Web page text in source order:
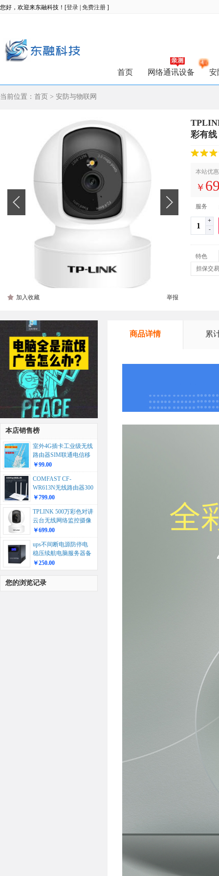
您好，欢迎来东融科技！[登录 免费注册 ]
首页 网络通讯设备 安
当前位置： 首页 > 安防与物联网
加入收藏 举报
彩有线
本站优
￥
服务
+
-
特色
担保交
本店销售榜
室外4G插卡工业级无线
路由器SIM联通电信移
动宽带WiFi户外监控
AP...
￥99.00
COMFAST CF-
WR613N无线路由器300
兆高速穿墙家用WiF...
￥799.00
TPLINK 500万彩色对讲
云台无线网络监控摄像
头TL-IPC45全...
￥699.00
ups不间断电源防停电
稳压续航电脑服务器备
用应急UPS...
￥250.00
您的浏览记录
商品详情 累